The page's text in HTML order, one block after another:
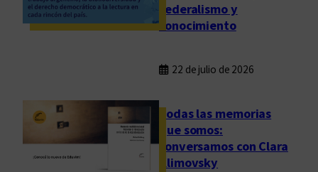
e
n
a
federalismo y
conocimiento
22 de julio de 2026
Todas las memorias
que somos:
conversamos con Clara
Klimovsky